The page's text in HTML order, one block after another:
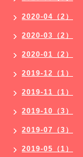
2020-04（2）
2020-03（2）
2020-01（2）
2019-12（1）
2019-11（1）
2019-10（3）
2019-07（3）
2019-05（1）